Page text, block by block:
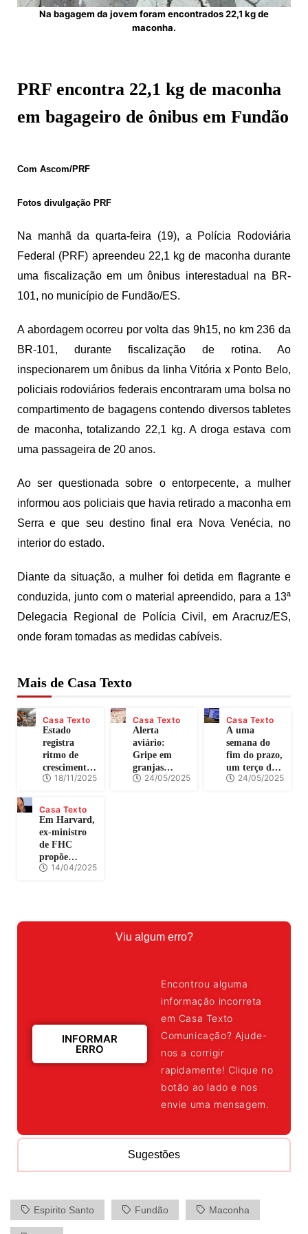
Na bagagem da jovem foram encontrados 22,1 kg de
maconha.
PRF encontra 22,1 kg de maconha
em bagageiro de ônibus em Fundão
Com Ascom/PRF
Fotos divulgação PRF
Na manhã da quarta-feira (19), a Polícia Rodoviária
Federal (PRF) apreendeu 22,1 kg de maconha durante
uma fiscalização em um ônibus interestadual na BR-
101, no município de Fundão/ES.
A abordagem ocorreu por volta das 9h15, no km 236 da
BR-101, durante fiscalização de rotina. Ao
inspecionarem um ônibus da linha Vitória x Ponto Belo,
policiais rodoviários federais encontraram uma bolsa no
compartimento de bagagens contendo diversos tabletes
de maconha, totalizando 22,1 kg. A droga estava com
uma passageira de 20 anos.
Ao ser questionada sobre o entorpecente, a mulher
informou aos policiais que havia retirado a maconha em
Serra e que seu destino final era Nova Venécia, no
interior do estado.
Diante da situação, a mulher foi detida em flagrante e
conduzida, junto com o material apreendido, para a 13ª
Delegacia Regional de Polícia Civil, em Aracruz/ES,
onde foram tomadas as medidas cabíveis.
Mais de Casa Texto
Casa Texto
Estado
registra
ritmo de
crescimento
entre os mais
do País
18/11/2025
Casa Texto
Alerta
aviário:
Gripe em
granjas
comerciais
24/05/2025
Casa Texto
A uma
semana do
fim do prazo,
um terço dos
brasileiros
24/05/2025
Casa Texto
Em Harvard,
ex-ministro
de FHC
propõe
congelar
14/04/2025
Viu algum erro?
Sugestões
INFORMAR
ERRO
Encontrou alguma
informação incorreta
em Casa Texto
Comunicação? Ajude-
nos a corrigir
rapidamente! Clique no
botão ao lado e nos
envie uma mensagem.
Espirito Santo Fundão Maconha